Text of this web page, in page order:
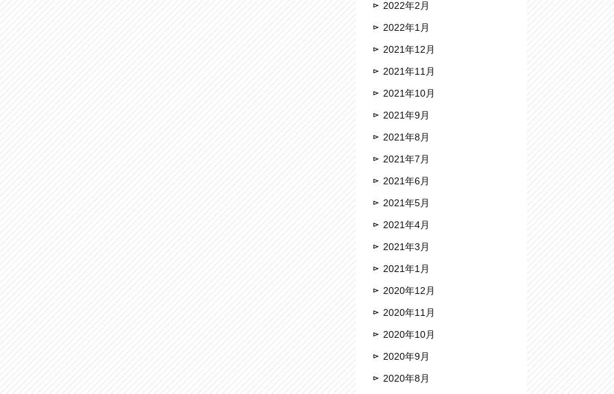
2022年2月
2022年1月
2021年12月
2021年11月
2021年10月
2021年9月
2021年8月
2021年7月
2021年6月
2021年5月
2021年4月
2021年3月
2021年1月
2020年12月
2020年11月
2020年10月
2020年9月
2020年8月